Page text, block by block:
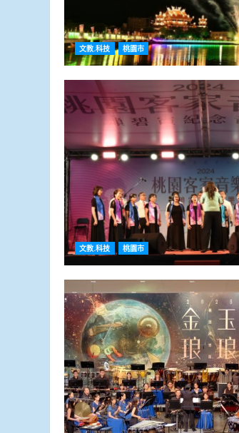
文教.科技 桃園市
文教.科技 桃園市